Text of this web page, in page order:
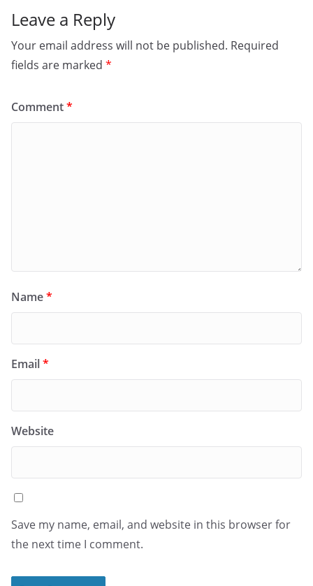
Leave a Reply
Your email address will not be published. Required
fields are marked *
Comment*
Name*
Email*
Website
Save my name, email, and website in this browser for
the next time I comment.